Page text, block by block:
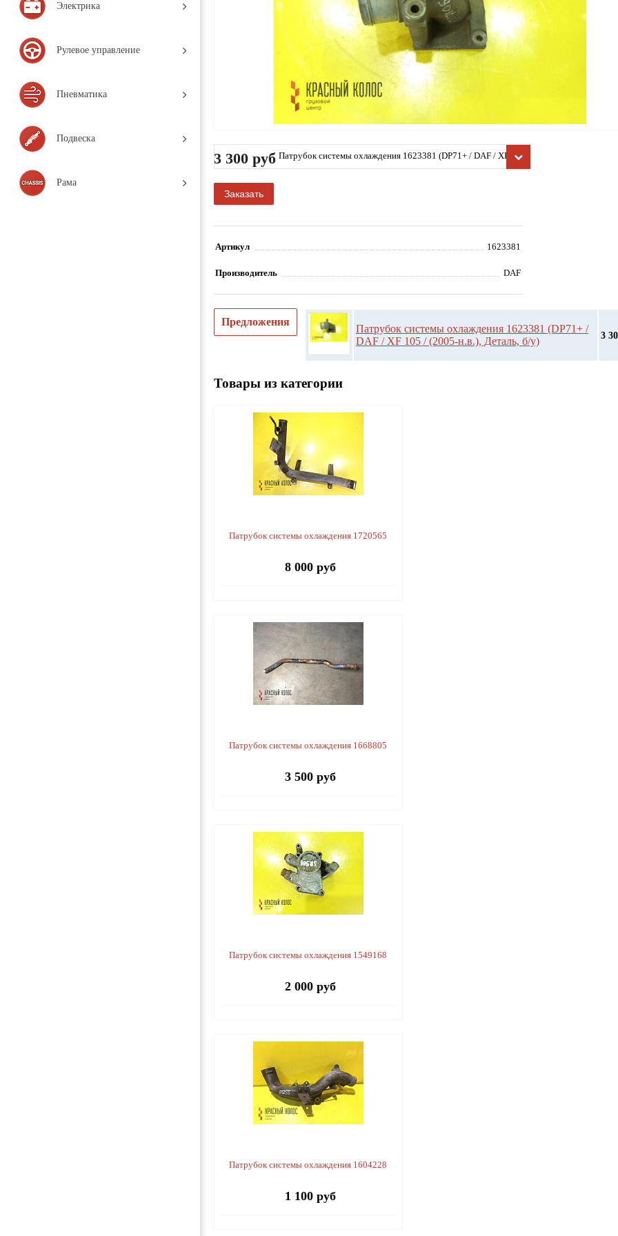
Электрика
Рулевое управление
Пневматика
Подвеска
Рама
3 300 руб Патрубок системы охлаждения 1623381 (DP71+ / DAF / XF 105
/ (2005-н.в.), Деталь, б/у)
Заказать
Артикул 1623381
Производитель DAF
Предложения
Патрубок системы охлаждения 1623381 (DP71+ /
DAF / XF 105 / (2005-н.в.), Деталь, б/у)
3
Товары из категории
Патрубок системы охлаждения 1720565
8 000 руб
Патрубок системы охлаждения 1668805
3 500 руб
Патрубок системы охлаждения 1549168
2 000 руб
Патрубок системы охлаждения 1604228
1 100 руб